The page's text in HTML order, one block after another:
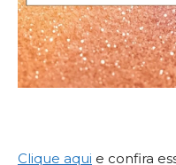
Clique aqui e confira